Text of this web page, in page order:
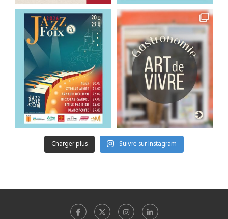
Charger plus Suivre sur Instagram